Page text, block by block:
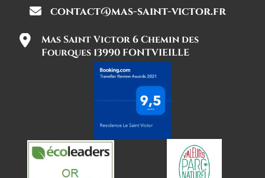
contact@mas-saint-victor.fr
Mas Saint Victor 6 Chemin des
Fourques 13990 FONTVIEILLE